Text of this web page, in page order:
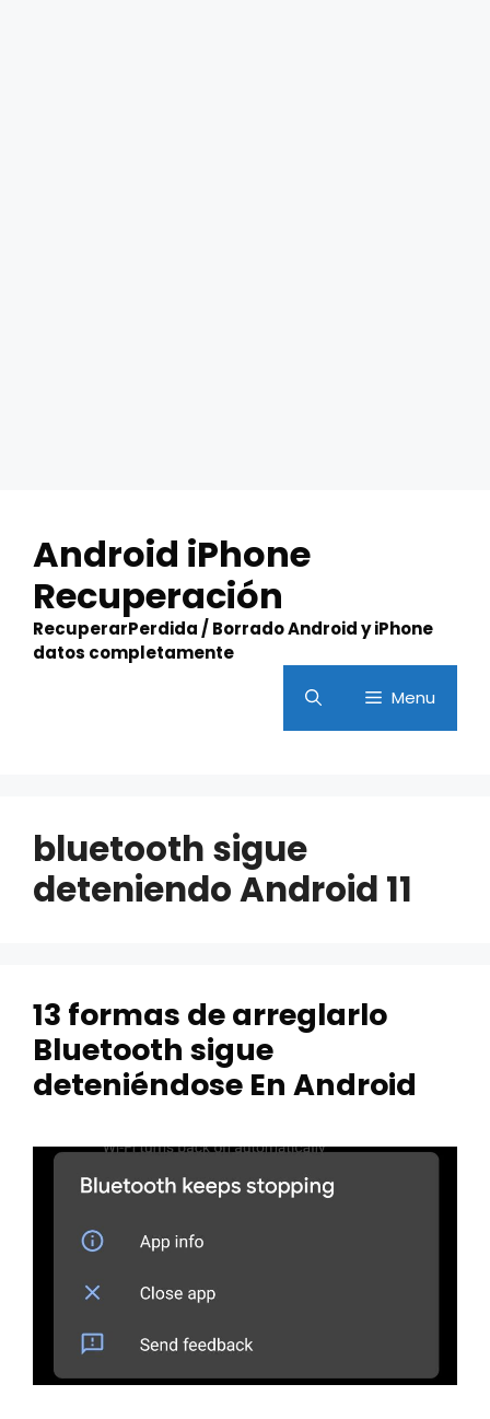
content
Android iPhone
Recuperación
RecuperarPerdida / Borrado Android y iPhone
datos completamente
Menu
bluetooth sigue
deteniendo Android 11
13 formas de arreglarlo
Bluetooth sigue
deteniéndose En Android